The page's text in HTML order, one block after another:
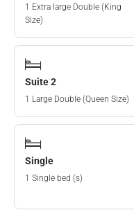
1 Extra large Double (King
Size)
Suite 2
1 Large Double (Queen Size)
Single
1 Single bed (s)